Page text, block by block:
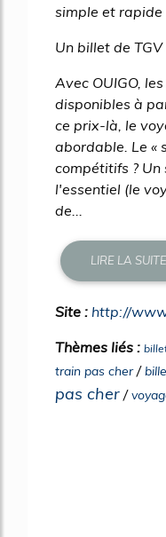
simple et rapide
Un billet de
Avec OUIGO,
disponibles à
ce prix-là, le
abordable. Le «
compétitifs ? Un
l'essentiel (le
de...
LIRE LA SUITE
Site : http://
Thèmes liés :
train pas cher/
pas cher /